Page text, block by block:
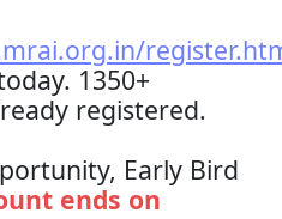
1350+
registered.
Early Bird
ends on